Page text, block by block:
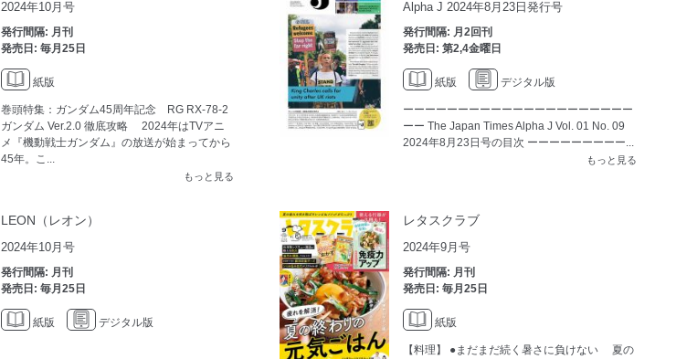
2024年10月号
発行間隔: 月刊
発売日: 毎月25日
紙版
巻頭特集：ガンダム45周年記念 RG RX-78-2
ガンダム Ver.2.0 徹底攻略 2024年はTVアニ
メ『機動戦士ガンダム』の放送が始まってから
45年。こ...
もっと見る
Alpha J 2024年8月23日発行号
発行間隔: 月2回刊
発売日: 第2,4金曜日
紙版 デジタル版
ーーーーーーーーーーーーーーーーーーーーー
ーー The Japan Times Alpha J Vol. 01 No. 09
2024年8月23日号の目次 ーーーーーーーーー...
もっと見る
LEON（レオン）
2024年10月号
発行間隔: 月刊
発売日: 毎月25日
紙版 デジタル版
レタスクラブ
2024年9月号
発行間隔: 月刊
発売日: 毎月25日
紙版
【料理】 ●まだまだ続く暑さに負けない 夏の